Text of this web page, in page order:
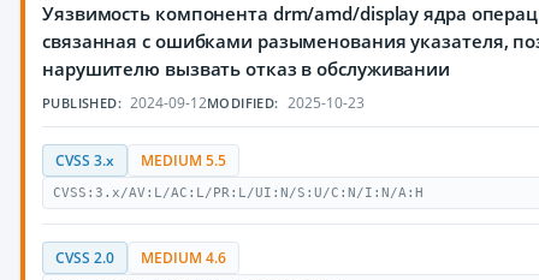
Уязвимость компонента drm/amd/display ядра
связанная с ошибками разыменования указателя,
нарушителю вызвать отказ в обслуживании
PUBLISHED: 2024-09-12MODIFIED: 2025-10-23
CVSS 3.x MEDIUM 5.5
CVSS:3.x/AV:L/AC:L/PR:L/UI:N/S:U/C:N/I:N/A:H
CVSS 2.0 MEDIUM 4.6